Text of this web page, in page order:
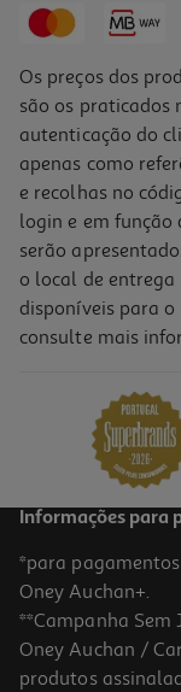
Auriculares Bt Jbl
129,99 €
Os preços dos
são os praticados
autenticação do
apenas como
e recolhas no
login e em função
serão
o local de entrega
disponíveis para
consulte mais
Informações para
*para
Oney Auchan+.
**Campanha Sem
Oney Auchan /
produtos